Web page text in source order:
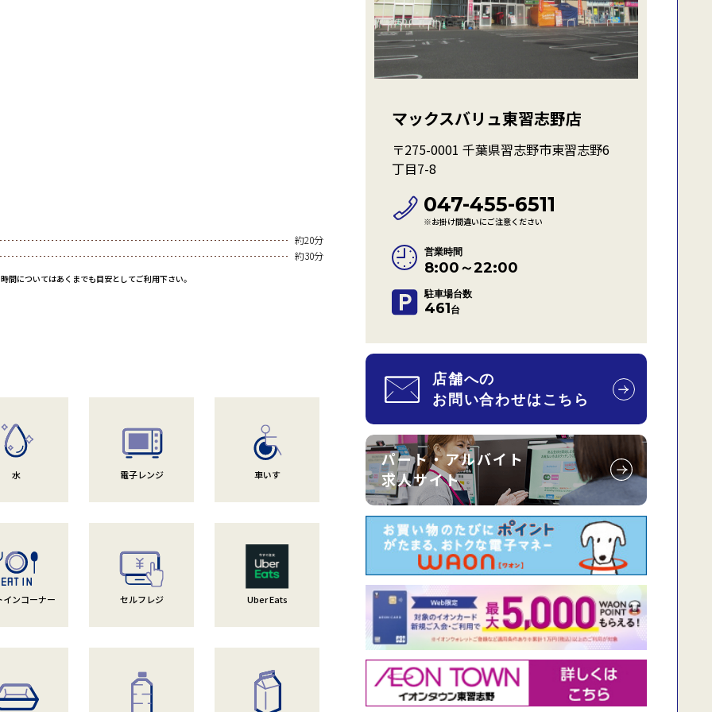
約20分
約30分
についてはあくまでも目安としてご利用下さい。
水 電子レンジ 車いす
インコーナー セルフレジ Uber Eats
マックスバリュ東習志野店
〒275-0001 千葉県習志野市東習志野6
丁目7-8
047-455-6511
※お掛け間違いにご注意ください
営業時間
8:00～22:00
駐車場台数
461台
パート・アルバイト
求人サイト